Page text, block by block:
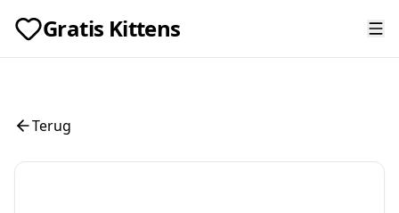
Gratis Kittens
Terug